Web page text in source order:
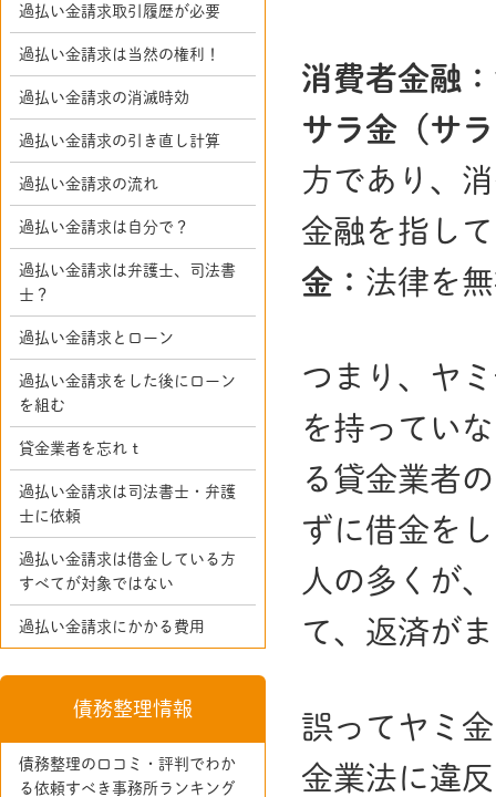
消費者金融：
サラ金（サ
方であり、
金融を指し
金： 法律を
つまり、ヤ
を持ってい
る貸金業者
ずに借金を
人の多くが
て、返済が
誤ってヤミ
金業法に違
過払い金請求取引履歴が必要
過払い金請求は当然の権利！
過払い金請求の消滅時効
過払い金請求の引き直し計算
過払い金請求の流れ
過払い金請求は自分で？
過払い金請求は弁護士、司法書
士？
過払い金請求とローン
過払い金請求をした後にローン
を組む
貸金業者を忘れｔ
過払い金請求は司法書士・弁護
士に依頼
過払い金請求は借金している方
すべてが対象ではない
過払い金請求にかかる費用
債務整理情報
債務整理の口コミ・評判でわか
る依頼すべき事務所ランキング